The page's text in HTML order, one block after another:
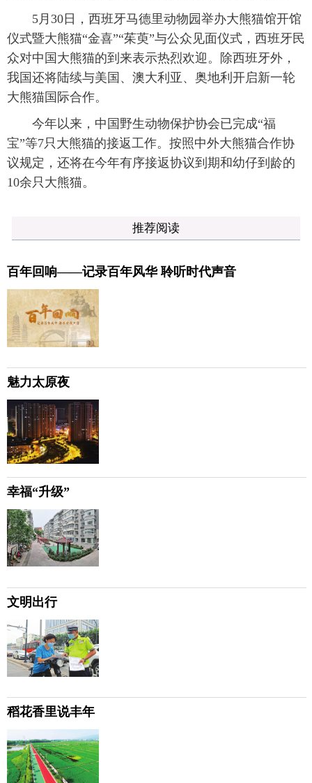
5月30日，西班牙马德里动物园举办大熊猫馆开馆
仪式暨大熊猫“金喜”“茱萸”与公众见面仪式，西班牙民
众对中国大熊猫的到来表示热烈欢迎。除西班牙外，
我国还将陆续与美国、澳大利亚、奥地利开启新一轮
大熊猫国际合作。
今年以来，中国野生动物保护协会已完成“福
宝”等7只大熊猫的接返工作。按照中外大熊猫合作协
议规定，还将在今年有序接返协议到期和幼仔到龄的
10余只大熊猫。
推荐阅读
百年回响——记录百年风华 聆听时代声音
魅力太原夜
幸福“升级”
文明出行
稻花香里说丰年